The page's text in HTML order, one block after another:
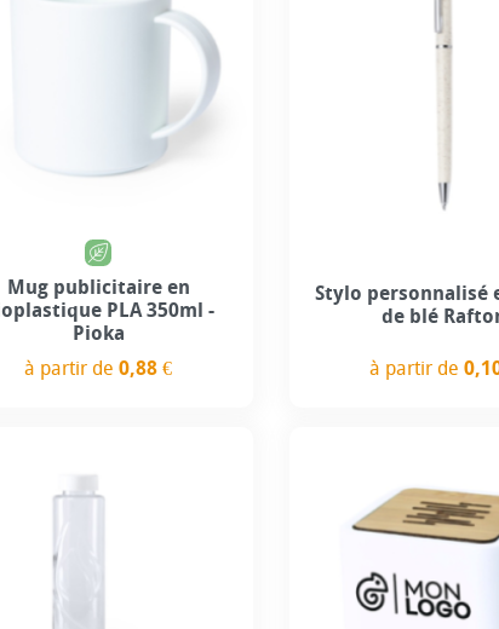
Mug publicitaire en
PLA 350ml -
Pioka
à partir de0,88 €
Stylo personnalisé
de blé
à partir de